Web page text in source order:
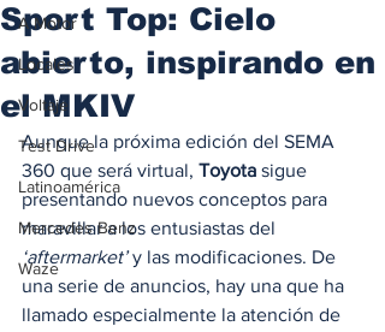
A Motor
Locales
Voltaje
Test Drive
Latinoamérica
Mercedes Benz
Waze
Sport Top: Cielo
abierto, inspirando en
el MKIV
Aunque la próxima edición del SEMA
360 que será virtual, Toyota sigue
presentando nuevos conceptos para
maravillar a los entusiastas del
‘aftermarket’ y las modificaciones. De
una serie de anuncios, hay una que ha
llamado especialmente la atención de